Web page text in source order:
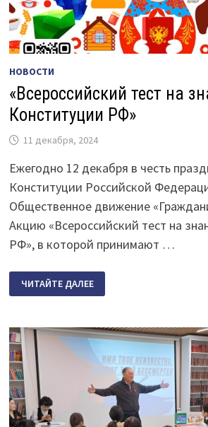
НОВОСТИ
«Всероссийский тест на
Конституции РФ»
11 декабря, 2024
Ежегодно 12 декабря в честь
Конституции Российской
Общественное движение
Акцию «Всероссийский тест на
РФ», в которой принимают …
«ВСЕРОССИЙСКИЙ
ТЕСТ
НА
РФ»
ЧИТАЙТЕ ДАЛЕЕ